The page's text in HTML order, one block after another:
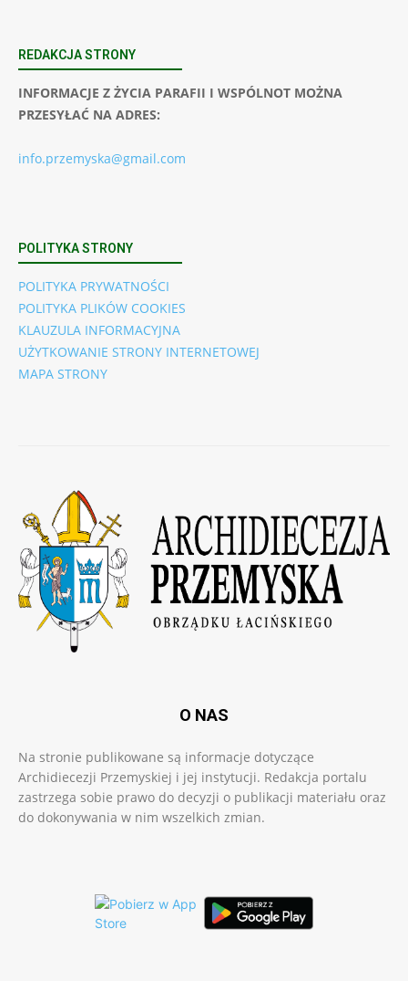
REDAKCJA STRONY
INFORMACJE Z ŻYCIA PARAFII I WSPÓLNOT MOŻNA
PRZESYŁAĆ NA ADRES:
info.przemyska@gmail.com
POLITYKA STRONY
POLITYKA PRYWATNOŚCI
POLITYKA PLIKÓW COOKIES
KLAUZULA INFORMACYJNA
UŻYTKOWANIE STRONY INTERNETOWEJ
MAPA STRONY
O NAS
Na stronie publikowane są informacje dotyczące
Archidiecezji Przemyskiej i jej instytucji. Redakcja portalu
zastrzega sobie prawo do decyzji o publikacji materiału oraz
do dokonywania w nim wszelkich zmian.